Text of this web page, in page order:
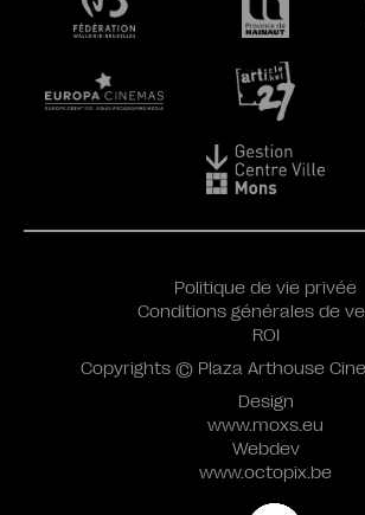
Design
www.moxs.eu
Webdev
www.octopix.be
Politique de vie privée
Conditions générales de
ROI
Copyrights © Plaza Arthouse